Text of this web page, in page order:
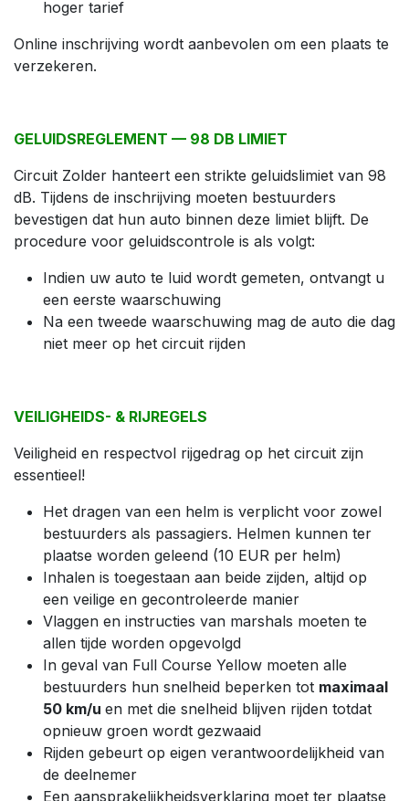
hoger tarief
Online inschrijving wordt aanbevolen om een plaats te
verzekeren.
GELUIDSREGLEMENT — 98 DB LIMIET
Circuit Zolder hanteert een strikte geluidslimiet van 98
dB. Tijdens de inschrijving moeten bestuurders
bevestigen dat hun auto binnen deze limiet blijft. De
procedure voor geluidscontrole is als volgt:
Indien uw auto te luid wordt gemeten, ontvangt u
een eerste waarschuwing
Na een tweede waarschuwing mag de auto die dag
niet meer op het circuit rijden
VEILIGHEIDS- & RIJREGELS
Veiligheid en respectvol rijgedrag op het circuit zijn
essentieel!
Het dragen van een helm is verplicht voor zowel
bestuurders als passagiers. Helmen kunnen ter
plaatse worden geleend (10 EUR per helm)
Inhalen is toegestaan aan beide zijden, altijd op
een veilige en gecontroleerde manier
Vlaggen en instructies van marshals moeten te
allen tijde worden opgevolgd
In geval van Full Course Yellow moeten alle
bestuurders hun snelheid beperken tot maximaal
50 km/u en met die snelheid blijven rijden totdat
opnieuw groen wordt gezwaaid
Rijden gebeurt op eigen verantwoordelijkheid van
de deelnemer
Een aansprakelijkheidsverklaring moet ter plaatse